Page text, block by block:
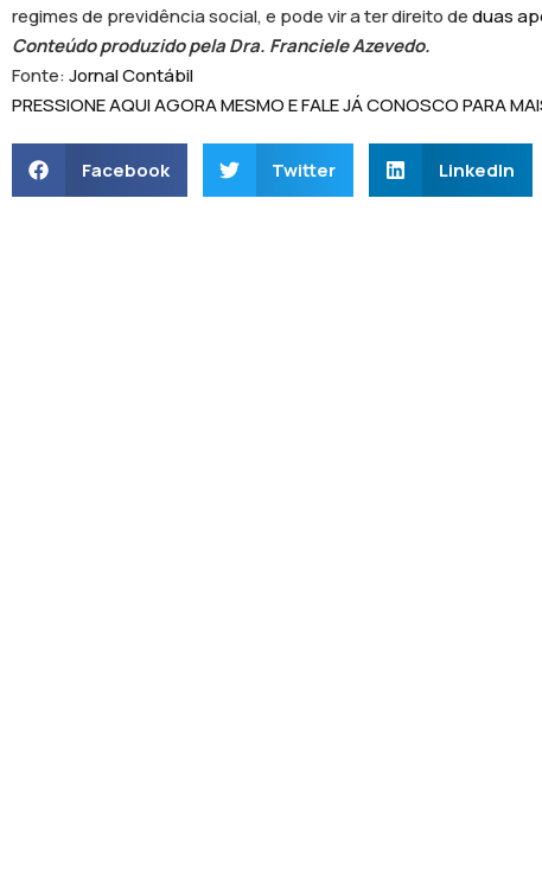
regimes de previdência social, e pode vir a ter direito deduas
Conteúdo produzido pela Dra. Franciele Azevedo.
Fonte:Jornal Contábil
PRESSIONE AQUI AGORA MESMO E FALE JÁ CONOSCO PARA
Facebook Twitter LinkedIn